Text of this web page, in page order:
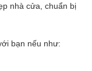
nhà cửa, chuẩn bị
bạn nếu như: